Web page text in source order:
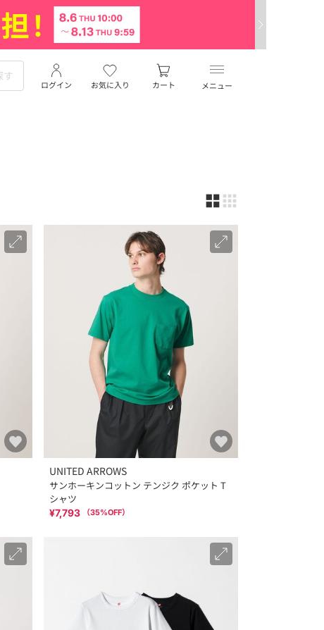
メニュー
お気に入り
ログイン カート
UNITED ARROWS
サンホーキンコットン テンジク ポケット T
シャツ
¥7,793 （35%OFF）